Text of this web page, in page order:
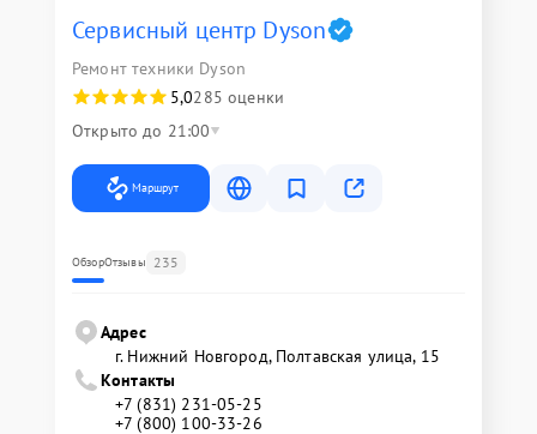
Сервисный центр Dyson
Ремонт техники Dyson
5,0285 оценки
Открыто до 21:00
Маршрут
ОбзорОтзывы 235
Адрес
г. Нижний Новгород, Полтавская улица, 15
Контакты
+7 (831) 231-05-25
+7 (800) 100-33-26